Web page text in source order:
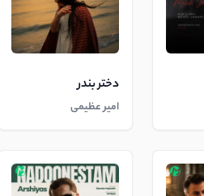
دختر بندر
امیر عظیمی